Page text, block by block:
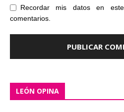
Recordar mis datos en
comentarios.
LEÓN OPINA